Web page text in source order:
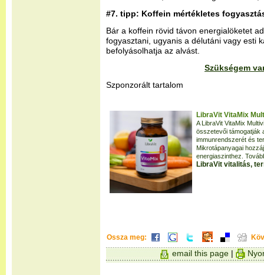
#7. tipp: Koffein mértékletes
Bár a koffein rövid távon energialöketet
fogyasztani, ugyanis a délutáni vagy esti
befolyásolhatja az alvást.
Szükségem
Szponzorált tartalom
LibraVit VitaMix
A LibraVit VitaMix
összetevői támogatják
immunrendszerét és
Mikrotápanyagai
energiaszinthez.
LibraVit vitalitás,
Ossza meg:
email this page|